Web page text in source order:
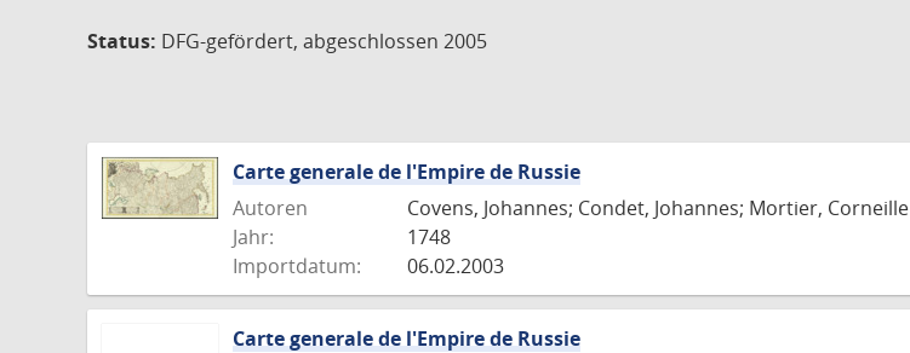
Status: DFG-gefördert, abgeschlossen 2005
Carte generale de l'Empire de Russie
Autoren
Covens, Johannes; Condet, Johannes; Mortier, Corneille
Jahr:
1748
Importdatum:
06.02.2003
Carte generale de l'Empire de Russie